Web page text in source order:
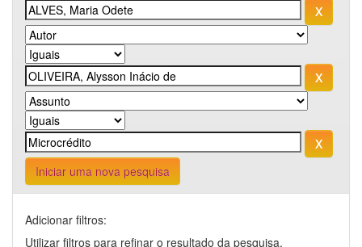
Iniciar uma nova pesquisa
Adicionar filtros:
Utilizar filtros para refinar o resultado da pesquisa.